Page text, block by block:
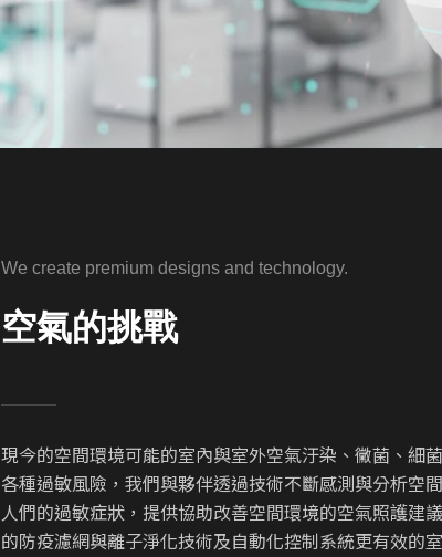
We create premium designs and technology.
空氣的挑戰
現今的空間環境可能的室內與室外空氣汙染、黴菌、細
各種過敏風險，我們與夥伴透過技術不斷感測與分析空
人們的過敏症狀，提供協助改善空間環境的空氣照護建
的防疫濾網與離子淨化技術及自動化控制系統更有效的